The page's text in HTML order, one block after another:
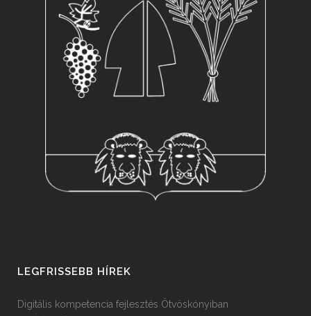
LEGFRISSEBB HÍREK
Digitális kompetencia fejlesztés Ötvöskónyiban